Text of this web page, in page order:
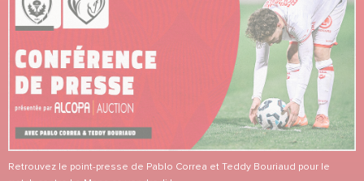
Retrouvez le point-presse de Pablo Correa et Teddy Bouriaud pour le